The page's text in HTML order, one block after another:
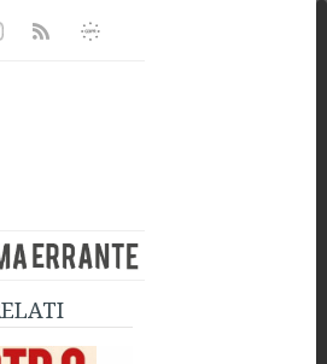
Rss
Informativa